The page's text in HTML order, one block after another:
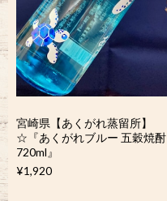
宮崎県【あくがれ蒸留所】
☆『あくがれブルー 五穀焼酎
720ml』
¥1,920